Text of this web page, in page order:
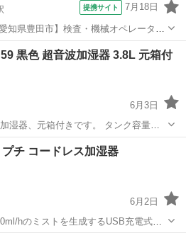
提携サイト 7月18日
知県豊田市】検査・機械オペレーター
99 仕事概要 仕事概要 安
・ー・ー 毎週火曜/金曜 入社チャン
その他
黒色 超音波加湿器 3.8L 元箱付
6月3日
湿器、元箱付きです。 タンク容量
イプ、可愛い豚のデザインでお部屋の
は簡単清掃済みです。 直接引取り、ま
季節、空調家電
Dew Drop プチ コードレス加湿器
6月2日